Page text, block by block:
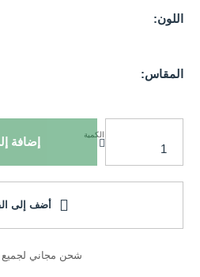
اللون:
المقاس:
الكمية
إضافة
أضف إلى
شحن مجاني لجميع